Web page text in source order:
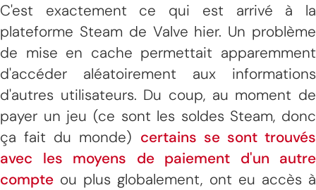
C'est exactement ce qui est arrivé à la
plateforme Steam de Valve hier. Un problème
de mise en cache permettait apparemment
d'accéder aléatoirement aux informations
d'autres utilisateurs. Du coup, au moment de
payer un jeu (ce sont les soldes Steam, donc
ça fait du monde) certains se sont trouvés
avec les moyens de paiement d'un autre
compte ou plus globalement, ont eu accès à